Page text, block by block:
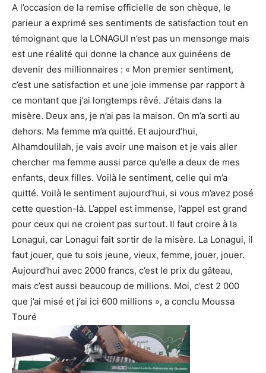
A l’occasion de la remise officielle de son chèque, le
parieur a exprimé ses sentiments de satisfaction tout en
témoignant que la LONAGUI n’est pas un mensonge mais
est une réalité qui donne la chance aux guinéens de
devenir des millionnaires : « Mon premier sentiment,
c’est une satisfaction et une joie immense par rapport à
ce montant que j’ai longtemps rêvé. J’étais dans la
misère. Deux ans, je n’ai pas la maison. On m’a sorti au
dehors. Ma femme m’a quitté. Et aujourd’hui,
Alhamdoulilah, je vais avoir une maison et je vais aller
chercher ma femme aussi parce qu’elle a deux de mes
enfants, deux filles. Voilà le sentiment, celle qui m’a
quitté. Voilà le sentiment aujourd’hui, si vous m’avez posé
cette question-là. L’appel est immense, l’appel est grand
pour ceux qui ne croient pas surtout. Il faut croire à la
Lonagui, car Lonagui fait sortir de la misère. La Lonagui, il
faut jouer, que tu sois jeune, vieux, femme, jouer, jouer.
Aujourd’hui avec 2000 francs, c’est le prix du gâteau,
mais c’est aussi beaucoup de millions. Moi, c’est 2 000
que j’ai misé et j’ai ici 600 millions », a conclu Moussa
Touré